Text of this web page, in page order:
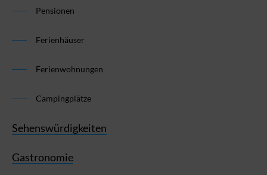
Pensionen
Ferienhäuser
Ferienwohnungen
Campingplätze
Sehenswürdigkeiten
Gastronomie